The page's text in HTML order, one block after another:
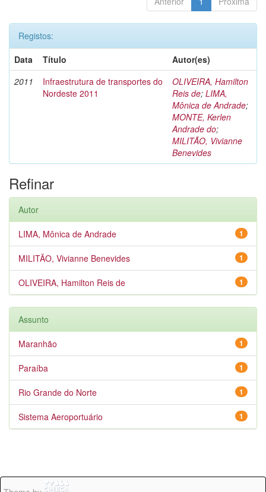
Registos:
Data
Título
Autor(es)
2011
Infraestrutura de transportes do
Nordeste 2011
OLIVEIRA, Hamilton
Reis de; LIMA,
Mônica de Andrade;
MONTE, Kerlen
Andrade do;
MILITÃO, Vivianne
Benevides
Refinar
Autor
1
LIMA, Mônica de Andrade
1
MILITÃO, Vivianne Benevides
1
OLIVEIRA, Hamilton Reis de
Assunto
1
Maranhão
1
Paraíba
1
Rio Grande do Norte
1
Sistema Aeroportuário